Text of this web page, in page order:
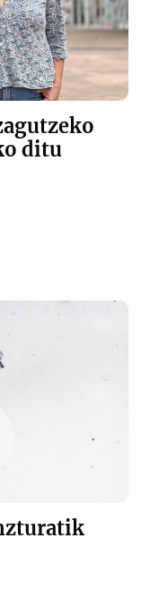
ditu